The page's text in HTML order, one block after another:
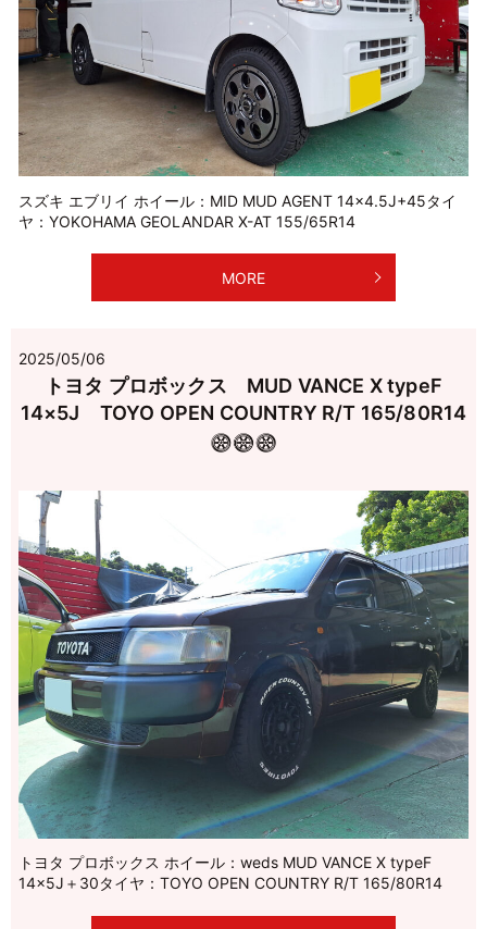
スズキ エブリイ ホイール：MID MUD AGENT 14×4.5J+45タイ
ヤ：YOKOHAMA GEOLANDAR X-AT 155/65R14
MORE
2025/05/06
トヨタ プロボックス MUD VANCE X typeF
14×5J TOYO OPEN COUNTRY R/T 165/80R14
トヨタ プロボックス ホイール：weds MUD VANCE X typeF
14×5J＋30タイヤ：TOYO OPEN COUNTRY R/T 165/80R14